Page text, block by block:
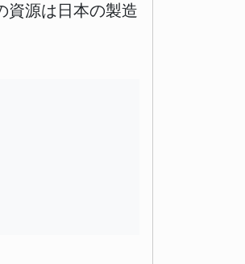
資源は日本の製造